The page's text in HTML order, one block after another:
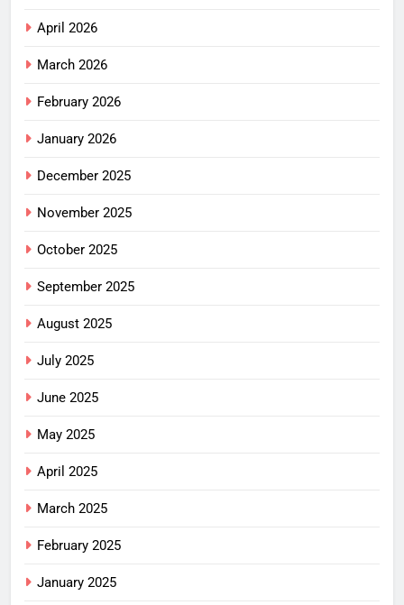
April 2026
March 2026
February 2026
January 2026
December 2025
November 2025
October 2025
September 2025
August 2025
July 2025
June 2025
May 2025
April 2025
March 2025
February 2025
January 2025